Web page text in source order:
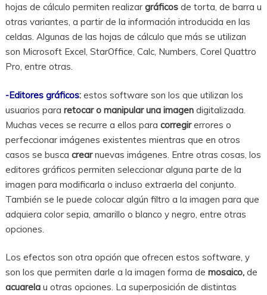
hojas de cálculo permiten realizar gráficosde torta, de barra u
otras variantes, a partir de la información introducida en las
celdas. Algunas de las hojas de cálculo que más se utilizan
son Microsoft Excel, StarOffice, Calc, Numbers, Corel Quattro
Pro, entre otras.
-Editores gráficos: estos software son los que utilizan los
usuarios para retocar o manipular una imagendigitalizada.
Muchas veces se recurre a ellos para corregirerrores o
perfeccionar imágenes existentes mientras que en otros
casos se busca crearnuevas imágenes. Entre otras cosas, los
editores gráficos permiten seleccionar alguna parte de la
imagen para modificarla o incluso extraerla del conjunto.
También se le puede colocar algún filtro a la imagen para que
adquiera color sepia, amarillo o blanco y negro, entre otras
opciones.
Los efectos son otra opción que ofrecen estos software, y
son los que permiten darle a la imagen forma de mosaico,de
acuarelau otras opciones. La superposición de distintas